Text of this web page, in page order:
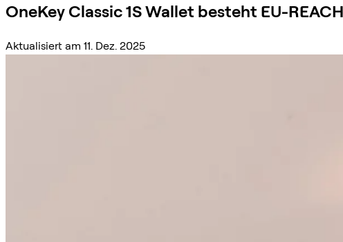
OneKey Classic 1S Wallet besteht EU-
Aktualisiert am 11. Dez. 2025